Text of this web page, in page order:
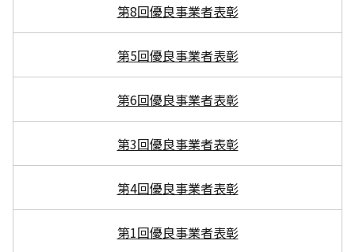
第8回優良事業者表彰
第5回優良事業者表彰
第6回優良事業者表彰
第3回優良事業者表彰
第4回優良事業者表彰
第1回優良事業者表彰